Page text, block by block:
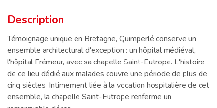
Description
Description
Témoignage unique en Bretagne, Quimperlé conserve un
ensemble architectural d'exception : un hôpital médiéval,
l'hôpital Frémeur, avec sa chapelle Saint-Eutrope. L'histoire
de ce lieu dédié aux malades couvre une période de plus de
cinq siècles. Intimement liée à la vocation hospitalière de cet
ensemble, la chapelle Saint-Eutrope renferme un